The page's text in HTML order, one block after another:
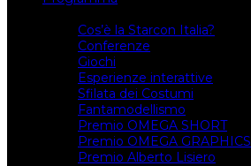
Cos’è la Starcon Italia?
Conferenze
Giochi
Esperienze interattive
Sfilata dei Costumi
Fantamodellismo
Premio OMEGA SHORT
Premio OMEGA GRAPHICS
Premio Alberto Lisiero